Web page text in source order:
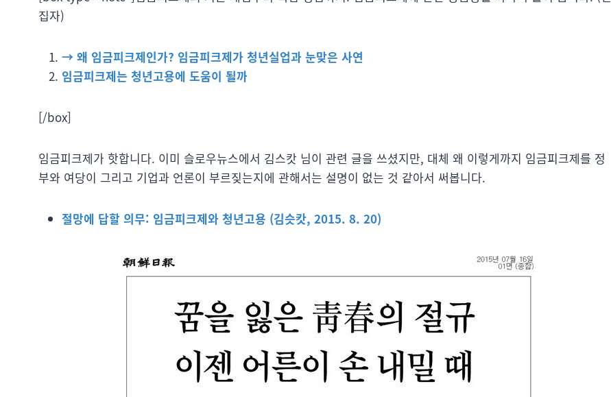
집자)
→ 왜 임금피크제인가? 임금피크제가 청년실업과 눈맞은 사연
임금피크제는 청년고용에 도움이 될까
[/box]
임금피크제가 핫합니다. 이미 슬로우뉴스에서 김스캇 님이 관련 글을 쓰셨지만, 대체 왜 이렇게까지 임금피크제를 정
부와 여당이 그리고 기업과 언론이 부르짖는지에 관해서는 설명이 없는 것 같아서 써봅니다.
절망에 답할 의무: 임금피크제와 청년고용 (김슷캇, 2015. 8. 20)